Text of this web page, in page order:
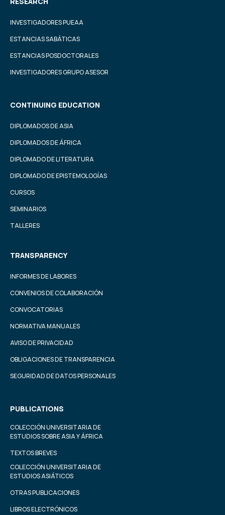
INVESTIGADORES PUEAA
ESTANCIAS SABÁTICAS
ESTANCIAS POSDOCTORALES
INVESTIGADORES GRUPO ASESOR
CONTINUING EDUCATION
DIPLOMADOS DE ASIA
DIPLOMADOS DE ÁFRICA
DIPLOMADO DE LITERATURA
DIPLOMADO DE EPISTEMOLOGÍAS
CURSOS
SEMINARIOS
TALLERES
TRANSPARENCY
INFORMES DE LABORES
CONVENIOS DE COLABORACIÓN
CONVOCATORIAS
NORMATIVA MANUALES
AVISO DE PRIVACIDAD
OBLIGACIONES DE TRANSPARENCIA
SEGURIDAD DE DATOS PERSONALES
PUBLICATIONS
COLECCIÓN UNIVERSITARIA DE
ESTUDIOS SOBRE ASIA Y ÁFRICA
TEXTOS BREVES
COLECCIÓN UNIVERSITARIA DE
ESTUDIOS ASIÁTICOS
OTRAS PUBLICACIONES
LIBROS ELECTRÓNICOS